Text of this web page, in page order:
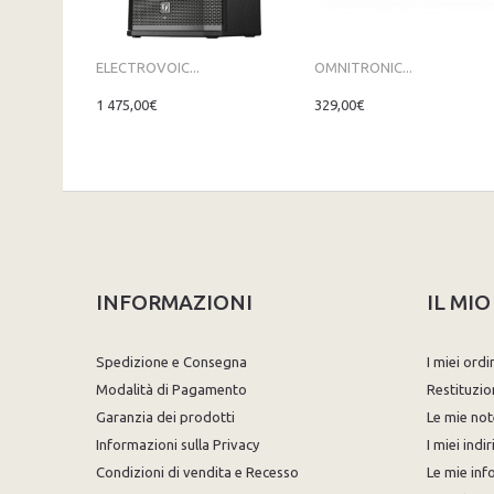
ELECTROVOIC...
1 475,00€
OMNITRONIC...
329,00€
INFORMAZIONI
Spedizione e Consegna
Modalità di Pagamento
Garanzia dei prodotti
Informazioni sulla Privacy
Condizioni di vendita e Recesso
IL
I miei
Le mie
I miei
Le mie